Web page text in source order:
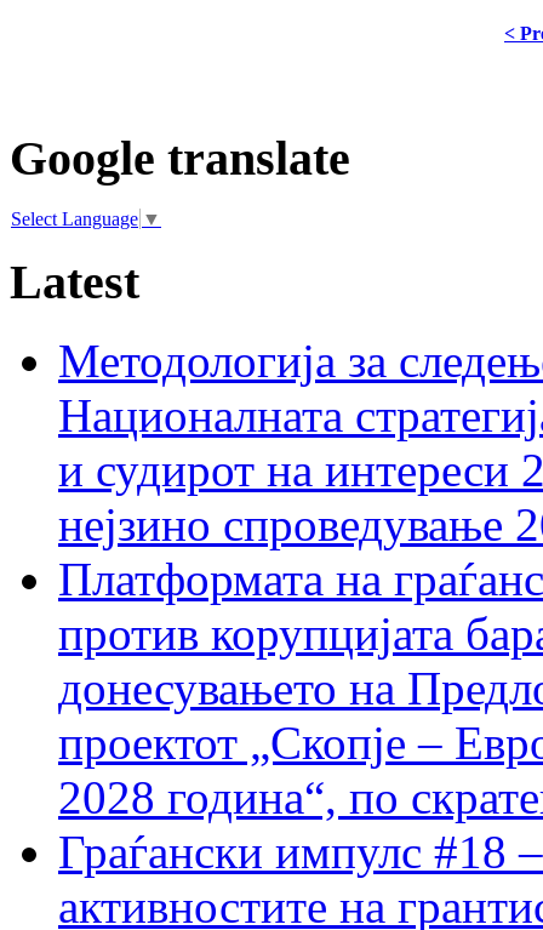
<
Google translate
Select Language ▼
Latest
Методологија за
Националната
и судирот на интереси
нејзино спроведување
Платформата на
против корупцијата
донесувањето на
проектот „Скопје –
2028 година“, по
Граѓански импулс #18
активностите на